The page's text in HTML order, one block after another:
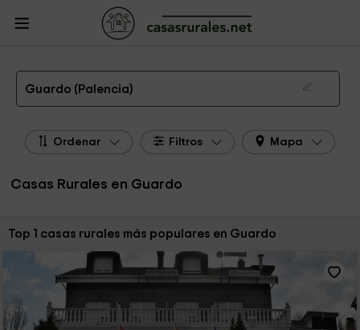
Casas Rurales
Rurales Palencia
Casas Rurales Guardo
Las 1 mejores casas rurales en Guardo de 2026
Guardo (Palencia)
Ordenar Filtros Mapa
Casas Rurales en Guardo
Ordenar por:
Top 1 casas rurales más populares en Guardo